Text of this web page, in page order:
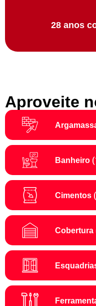
28 anos
Aproveite
Banheiro
Cimentos
Cobertura